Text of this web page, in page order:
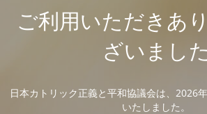
ご利用いただきあ
ざいました
日本カトリック正義と平和協議会は、2026
いたしました。